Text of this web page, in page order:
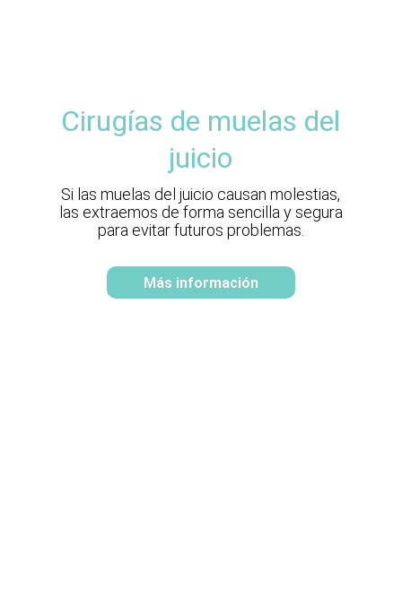
Cirugías de muelas del
juicio
Si las muelas del juicio causan molestias,
las extraemos de forma sencilla y segura
para evitar futuros problemas.
Más información